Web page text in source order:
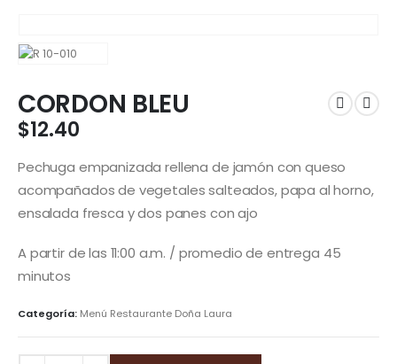
CORDON BLEU
$12.40
Pechuga empanizada rellena de jamón con queso
acompañados de vegetales salteados, papa al horno,
ensalada fresca y dos panes con ajo
A partir de las 11:00 a.m. / promedio de entrega 45
minutos
Categoría: Menú Restaurante Doña Laura